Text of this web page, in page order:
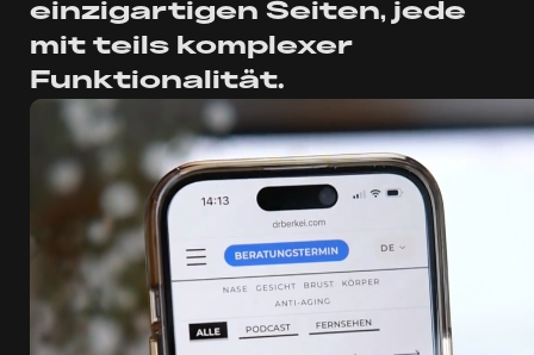
einzigartigen Seiten, jede
mit teils komplexer
Funktionalität.